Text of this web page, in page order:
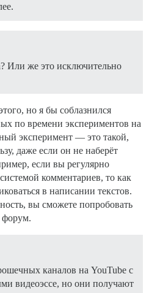
Или же это исключительно
но я бы соблазнился
по времени экспериментов на
эксперимент — это такой,
даже если он не наберёт
если вы регулярно
комментариев, то как
в написании текстов.
вы сможете попробовать
форум.
каналов на YouTube с
видеоэссе, но они получают